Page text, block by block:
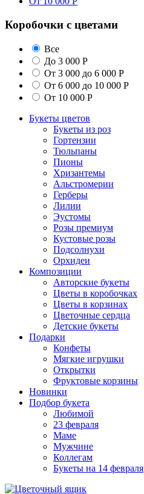
Коробочки с цветами
Все
До 3 000 Р
От 3 000 до 6 000 Р
От 6 000 до 10 000 Р
От 10 000 Р
Букеты цветов
Букеты из роз
Гортензии
Тюльпаны
Пионы
Хризантемы
Альстромерии
Герберы
Лилии
Эустомы
Розы премиум
Кустовые розы
Подсолнухи
Орхидеи
Композиции
Авторские букеты
Цветы в коробочках
Цветы в корзинах
Цветочные сердца
Детские букеты
Подарки
Конфеты
Мягкие игрушки
Открытки
Фруктовые корзины
Новинки
Подбор букета
Любимой
23 февраля
Маме
Мужчине
Коллегам
Букеты на 14 февраля